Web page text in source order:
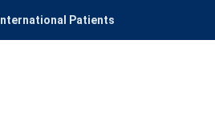
International Patients